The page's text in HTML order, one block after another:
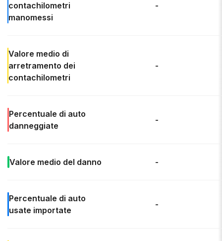
contachilometri
manomessi
-
Valore medio di
arretramento dei
contachilometri
-
Percentuale di auto
danneggiate
-
Valore medio del danno -
Percentuale di auto
usate importate
-